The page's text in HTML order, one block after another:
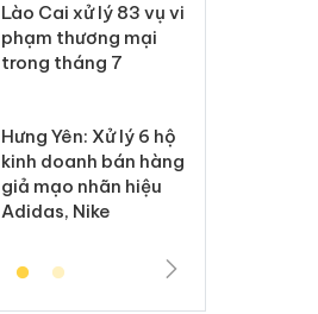
Lào Cai xử lý 83 vụ vi
phạm thương mại
trong tháng 7
Hưng Yên: Xử lý 6 hộ
kinh doanh bán hàng
giả mạo nhãn hiệu
Adidas, Nike